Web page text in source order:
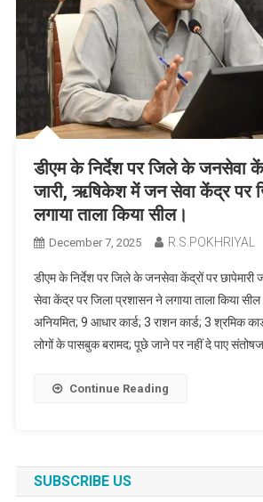
डीएम के निर्देश पर जिले के जनसेवा
जारी, ऋषिकेश में जन सेवा केंद्र पर
लगाया ताला किया सील।
December 7, 2025 R.S.POKHRIYAL
डीएम के निर्देश पर जिले के जनसेवा केंद्रों पर
सेवा केंद्र पर जिला प्रशासन ने लगाया ताला किया
अनियमित; 9 आधार कार्ड; 3 राशन कार्ड; 3 श्रमिक
लोगों के पासबुक बरामद; पूछे जाने पर नहीं दे पाए
Continue Reading
SUBSCRIBE US